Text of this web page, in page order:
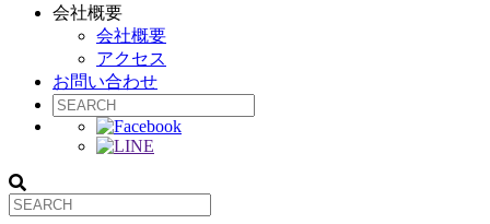
会社概要
会社概要
アクセス
お問い合わせ